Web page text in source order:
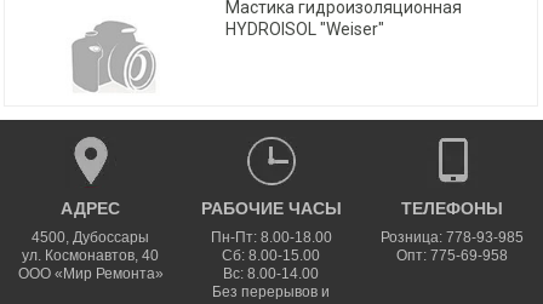
Мастика гидроизоляционная
HYDROISOL "Weiser"
АДРЕС
4500,Дубоссары
ул. Космонавтов, 40
ООО «Мир Ремонта»
РАБОЧИЕ ЧАСЫ
Пн-Пт: 8.00-18.00
Сб: 8.00-15.00
Вс: 8.00-14.00
Без перерывов и
ТЕЛЕФОНЫ
Розница: 778-93-985
Опт: 775-69-958